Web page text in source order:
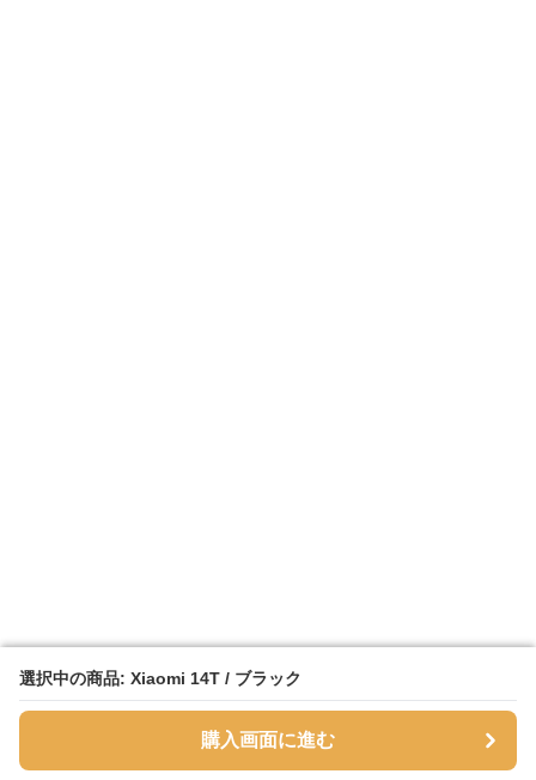
選択中の商品: Xiaomi 14T / ブラック
購入画面に進む
選択中の商品: Xiaomi 14T / ブラック
購入画面に進む